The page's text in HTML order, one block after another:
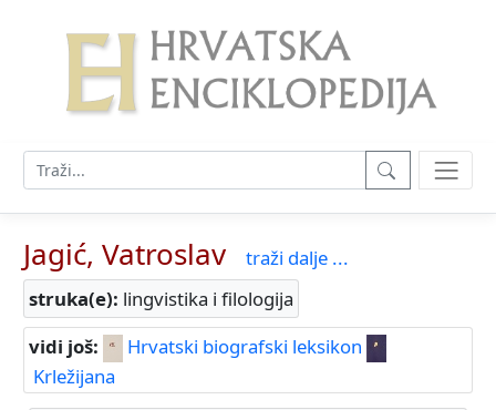
Jagić, Vatroslav
traži dalje ...
struka(e): lingvistika i filologija
vidi još:
Hrvatski biografski leksikon
Krležijana